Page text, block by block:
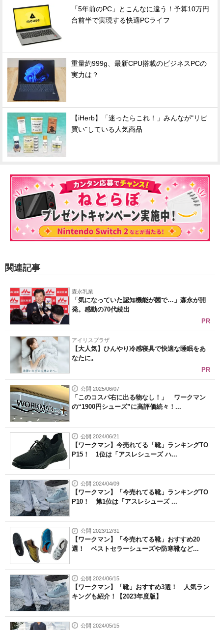
「5年前のPC」とこんなに違う！予算10万円
台前半で実現する快適PCライフ
重量約999g、最新CPU搭載のビジネスPCの
実力は？
【iHerb】「迷ったらこれ！」みんなが"リピ
買い"している人気商品
関連記事
森永乳業
「気になっていた認知機能が菌で…」森永が開
発。感動の70代続出
PR
アイリスプラザ
【大人気】ひんやり冷感寝具で快適な睡眠をあ
なたに。
PR
公開 2025/06/07
「このコスパ右に出る物なし！」 ワークマン
の“1900円シューズ”に高評価続々！...
公開 2024/06/21
【ワークマン】今売れてる「靴」ランキングTO
P15！ 1位は「アスレシューズ ハ...
公開 2024/04/09
【ワークマン】「今売れてる靴」ランキングTO
P10！ 第1位は「アスレシューズ ...
公開 2023/12/31
【ワークマン】「今売れてる靴」おすすめ20
選！ ベストセラーシューズや防寒靴など...
公開 2024/06/15
【ワークマン】「靴」おすすめ3選！ 人気ラン
キングも紹介！【2023年度版】
公開 2024/05/15